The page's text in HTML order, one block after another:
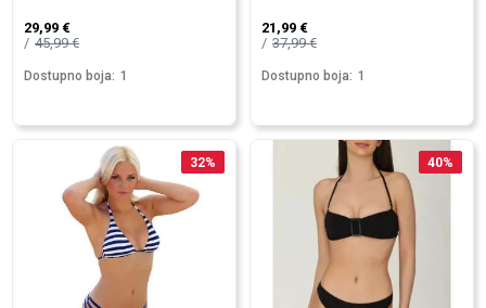
29,99 €
45,99€
Dostupno boja: 1
21,99 €
37,99€
Dostupno boja: 1
32% 40%